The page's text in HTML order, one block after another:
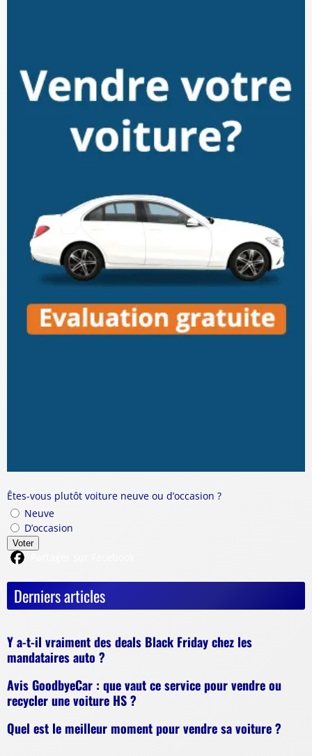
Êtes-vous plutôt voiture neuve ou d’occasion ?
Neuve
D’occasion
Voter
Derniers articles
Y a-t-il vraiment des deals Black Friday chez les
mandataires auto ?
Avis GoodbyeCar : que vaut ce service pour vendre ou
recycler une voiture HS ?
Quel est le meilleur moment pour vendre sa voiture ?